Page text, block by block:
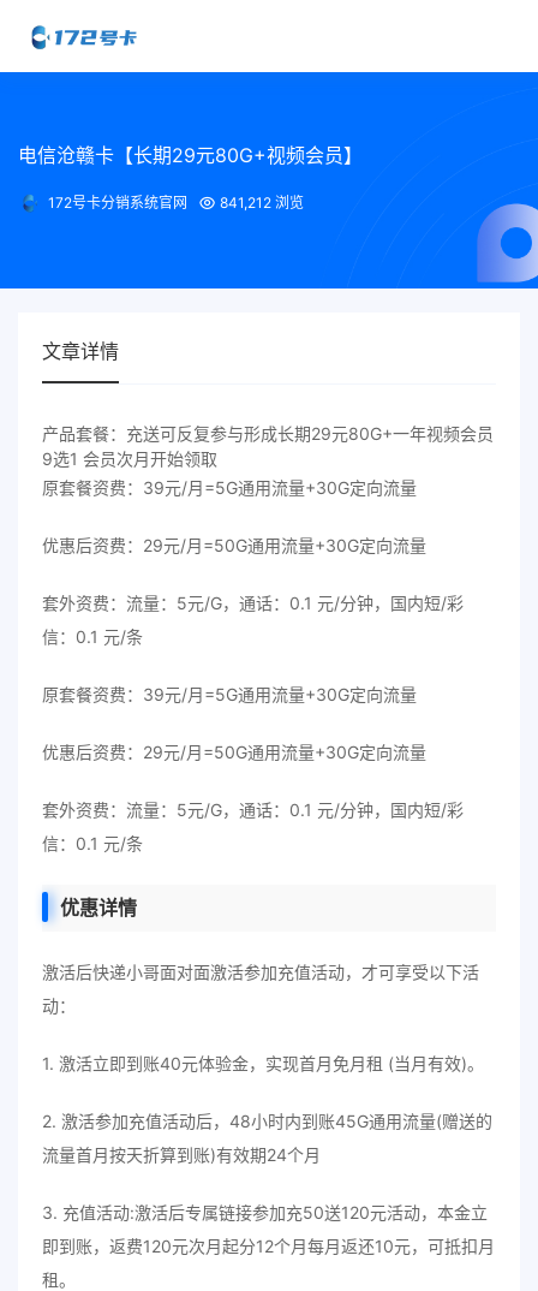
电信沧赣卡【长期29元80G+视频会员】
172号卡分销系统官网 841,212 浏览
文章详情
产品套餐：充送可反复参与形成长期29元80G+一年视频会员
9选1 会员次月开始领取
原套餐资费：39元/月=5G通用流量+30G定向流量
优惠后资费：29元/月=50G通用流量+30G定向流量
套外资费：流量：5元/G，通话：0.1 元/分钟，国内短/彩
信：0.1 元/条
原套餐资费：39元/月=5G通用流量+30G定向流量
优惠后资费：29元/月=50G通用流量+30G定向流量
套外资费：流量：5元/G，通话：0.1 元/分钟，国内短/彩
信：0.1 元/条
优惠详情
激活后快递小哥面对面激活参加充值活动，才可享受以下活
动：
1. 激活立即到账40元体验金，实现首月免月租 (当月有效)。
2. 激活参加充值活动后，48小时内到账45G通用流量(赠送的
流量首月按天折算到账)有效期24个月
3. 充值活动:激活后专属链接参加充50送120元活动，本金立
即到账，返费120元次月起分12个月每月返还10元，可抵扣月
租。